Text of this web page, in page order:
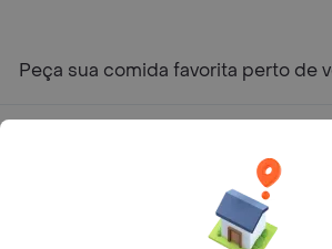
Peça sua comida favorita perto de